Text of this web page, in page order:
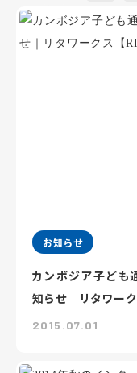
お知らせ
カンボジア子ども
知らせ｜リタワー
2015.07.01